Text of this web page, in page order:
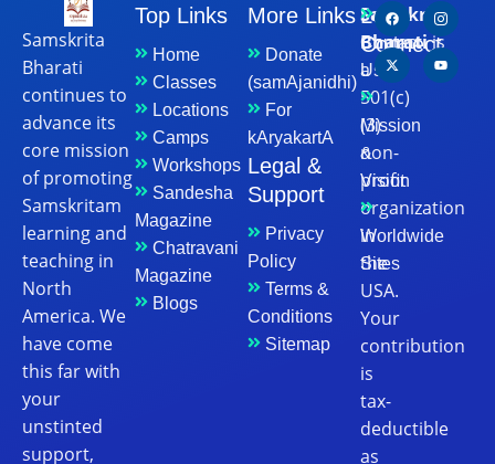
Samskrita
Bharati
continues to
advance its
core mission
of promoting
Samskritam
learning and
teaching in
North
America. We
have come
this far with
your
unstinted
support,
Top Links
Home
Classes
Locations
Camps
Workshops
Sandesha
Magazine
Chatravani
Magazine
Blogs
More Links
Donate
(samAjanidhi)
For
kAryakartA
Legal &
Support
Privacy
Policy
Terms &
Conditions
Sitemap
Let's
Connect
Samskrita
Bharatiis
a
501(c)
(3)
non-
profit
organization
in
the
USA.
Your
contribution
is
tax-
deductible
as
Contact
Us
Mission
&
Vision
Worldwide
Sites